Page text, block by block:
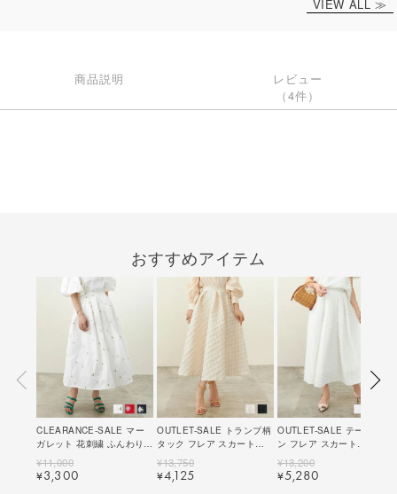
VIEW ALL ≫
商品説明
レビュー
（4件）
おすすめアイテム
CLEARANCE-SALE マー
ガレット 花刺繍 ふんわり
スカート Liala×PG 全3色
｜lpg621-1691【1】
¥11,000
¥3,300
OUTLET-SALE トランプ柄
タック フレア スカート
Liala×PG 全2色｜lpg621-
1923【1】
¥13,750
¥4,125
OUTLET-SALE テープヤー
ン フレア スカート
Liala×PG 全3色｜lpg621-
1924【2】
¥13,200
¥5,280